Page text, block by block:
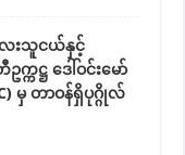
းသူငယ်နှင့်
ဋ္ဌ ဒေါ်ဝင်းမော်
မှ တာဝန်ရှိပုဂ္ဂိုလ်